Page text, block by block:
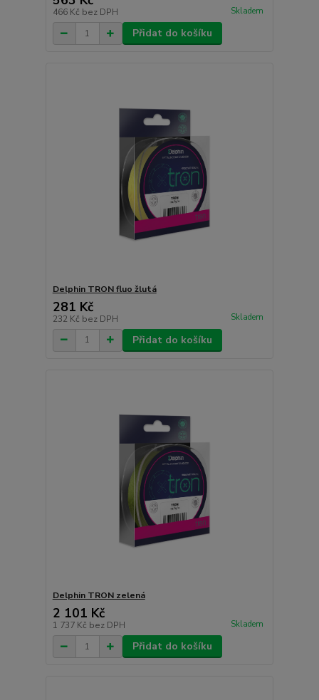
466 Kč bez DPH Skladem
Přidat do košíku
Delphin TRON fluo žlutá
281 Kč
232 Kč bez DPH Skladem
Přidat do košíku
Delphin TRON zelená
2 101 Kč
1 737 Kč bez DPH Skladem
Přidat do košíku